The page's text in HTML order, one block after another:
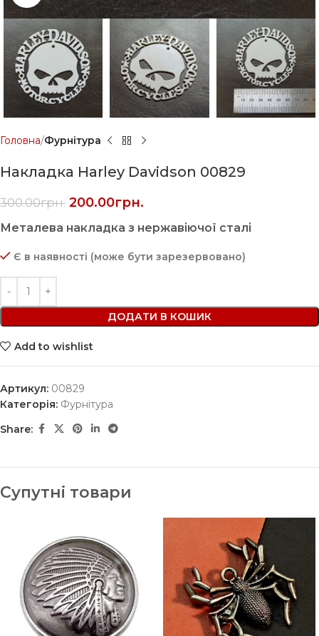
Головна Фурнітура
Накладка Harley Davidson 00829
300.00грн. 200.00грн.
Металева накладка з нержавіючої сталі
Є в наявності (може бути зарезервовано)
ДОДАТИ В КОШИК
Add to wishlist
Артикул: 00829
Категорія: Фурнітура
Share:
Супутні товари